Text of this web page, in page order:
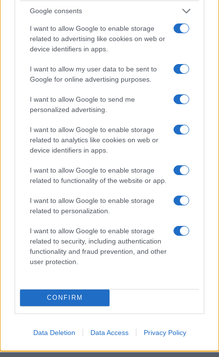
Google consents
I want to allow Google to enable storage
related to advertising like cookies on web or
device identifiers in apps.
I want to allow my user data to be sent to
Google for online advertising purposes.
I want to allow Google to send me
personalized advertising.
I want to allow Google to enable storage
related to analytics like cookies on web or
device identifiers in apps.
I want to allow Google to enable storage
related to functionality of the website or app.
I want to allow Google to enable storage
related to personalization.
I want to allow Google to enable storage
related to security, including authentication
functionality and fraud prevention, and other
user protection.
CONFIRM
Data Deletion Data Access Privacy Policy